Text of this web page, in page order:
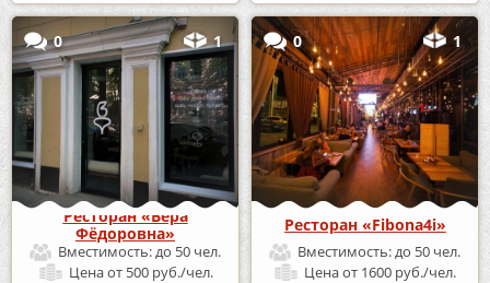
0 1
Ресторан «Вера
Фёдоровна»
Вместимость:до 50 чел.
Ценаот 500 руб./чел.
0 1
Ресторан «Fibona4i»
Вместимость:до 50 чел.
Ценаот 1600 руб./чел.